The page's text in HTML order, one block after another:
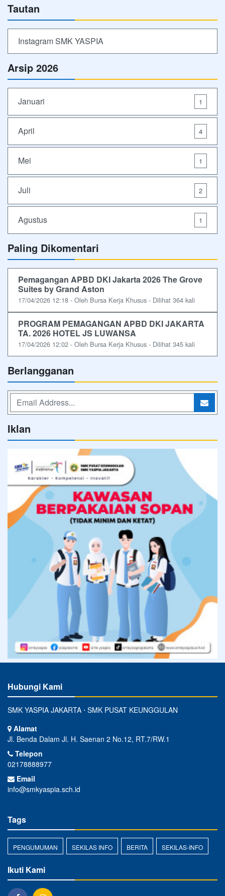
Tautan
Instagram SMK YASPIA
Arsip 2026
Januari 1
April 4
Mei 1
Juli 2
Agustus 1
Paling Dikomentari
Pemagangan APBD DKI Jakarta 2026 The Grove
Suites by Grand Aston
17/04/2026 12:18 - Oleh Bursa Kerja Khusus - Dilihat 364 kali
PROGRAM PEMAGANGAN APBD DKI JAKARTA
TA. 2026 HOTEL JS LUWANSA
17/04/2026 12:02 - Oleh Bursa Kerja Khusus - Dilihat 345 kali
Berlangganan
Iklan
Hubungi Kami
SMK YASPIA JAKARTA ⋅ SMK PUSAT KEUNGGULAN
Alamat
Jl. Benda Dalam Jl. H. Saenan 2 No.12, RT.7/RW.1
Telepon
02178888977
Email
info@smkyaspia.sch.id
Tags
PENGUMUMAN SEKILAS INFO BERITA SEKILAS-INFO
Ikuti Kami